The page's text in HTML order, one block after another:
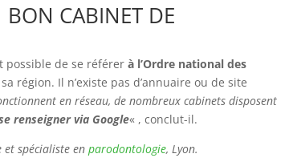
CABINET DE
possible de se référer à l’Ordre national des
région. Il n’existe pas d’annuaire ou de site
en réseau, de nombreux cabinets disposent
renseigner via Google« , conclut-il.
spécialiste en parodontologie, Lyon.